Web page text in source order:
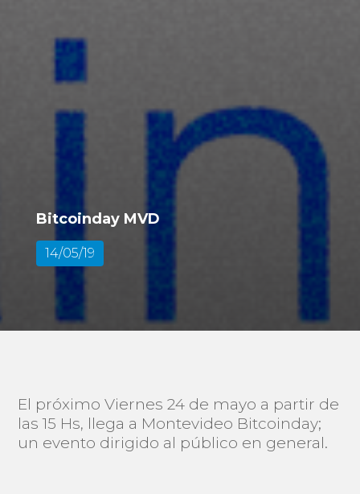
Bitcoinday MVD
14/05/19
El próximo Viernes 24 de mayo a partir de
las 15 Hs, llega a Montevideo Bitcoinday;
un evento dirigido al público en general.